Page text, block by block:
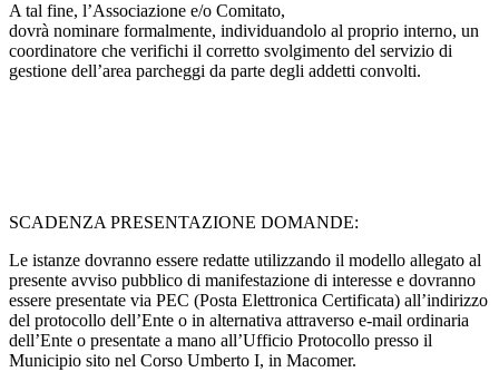
A tal fine, l’Associazione e/o Comitato,
dovrà nominare formalmente, individuandolo al proprio interno, un
coordinatore che verifichi il corretto svolgimento del servizio di
gestione dell’area parcheggi da parte degli addetti convolti.
SCADENZA PRESENTAZIONE DOMANDE:
Le istanze dovranno essere redatte utilizzando il modello allegato al
presente avviso pubblico di manifestazione di interesse e dovranno
essere presentate via PEC (Posta Elettronica Certificata) all’indirizzo
del protocollo dell’Ente o in alternativa attraverso e-mail ordinaria
dell’Ente o presentate a mano all’Ufficio Protocollo presso il
Municipio sito nel Corso Umberto I, in Macomer.